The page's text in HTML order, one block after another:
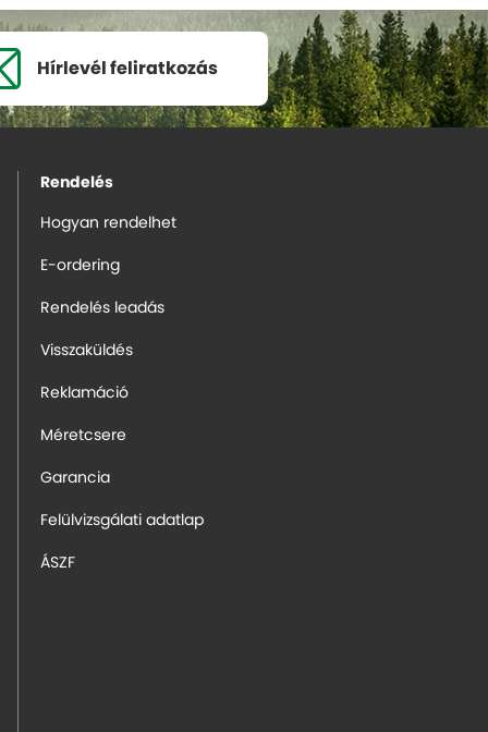
Hírlevél feliratkozás
Rendelés
Hogyan rendelhet
E-ordering
Rendelés leadás
Visszaküldés
Reklamáció
Méretcsere
Garancia
Felülvizsgálati adatlap
ÁSZF